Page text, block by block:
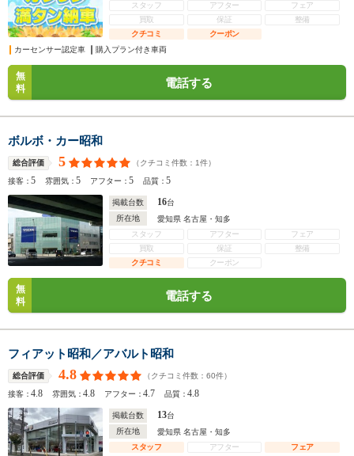
スタッフ
アフター
フェア
買取
保証
整備
クチコミ
クーポン
カーセンサー認定車
購入プラン付き車両
無
料
電話する
ボルボ・カー昭和
総合評価 5 （クチコミ件数： 1件）
接客：5 雰囲気：5 アフター：5 品質：5
掲載台数 16台
所在地
愛知県 名古屋・知多
スタッフ
アフター
フェア
買取
保証
整備
クチコミ
クーポン
無
料
電話する
フィアット昭和／アバルト昭和
総合評価 4.8 （クチコミ件数： 60件）
接客：4.8 雰囲気：4.8 アフター：4.7 品質：4.8
掲載台数 13台
所在地
愛知県 名古屋・知多
スタッフ
アフター
フェア